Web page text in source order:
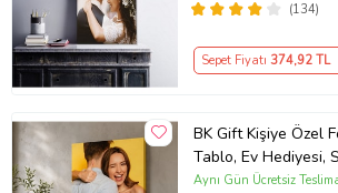
(134)
Sepet Fiyatı 374,92 TL
BK Gift Kişiye Özel
Tablo, Ev Hediyesi,
Arkadaşa Hediye
Aynı Gün Ücretsiz